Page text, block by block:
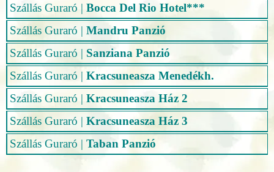
Szállás Guraró | Bocca Del Rio Hotel***
Szállás Guraró | Mandru Panzió
Szállás Guraró | Sanziana Panzió
Szállás Guraró | Kracsuneasza Menedékh.
Szállás Guraró | Kracsuneasza Ház 2
Szállás Guraró | Kracsuneasza Ház 3
Szállás Guraró | Taban Panzió